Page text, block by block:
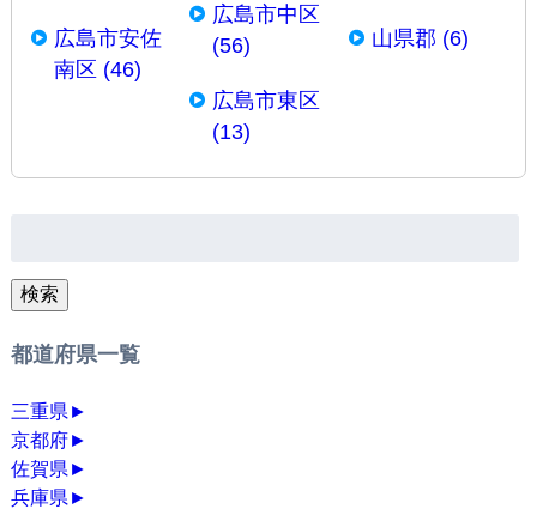
広島市安佐
南区 (46)
広島市中区
(56)
広島市東区
(13)
山県郡 (6)
検索
都道府県一覧
三重県 ►
京都府►
佐賀県 ►
兵庫県 ►